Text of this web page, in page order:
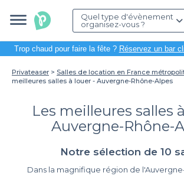
Quel type d'évènement
organisez-vous ?
Trop chaud pour faire la fête ? Réservez un bar
Privateaser Salles de location en France
meilleures salles à louer - Auvergne-Rhône-Alpes
Les meilleures salles
Auvergne-Rhône-
Notre sélection de 10
Dans la magnifique région de